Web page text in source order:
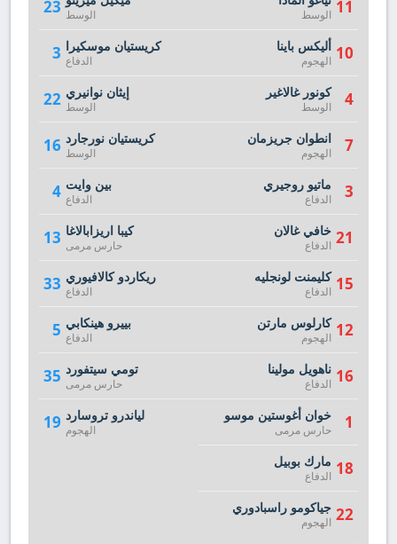
23 الوسط
3 كريستيان موسكيرا
الدفاع
22 إيثان نوانيري
الوسط
16 كريستيان نورجارد
الوسط
4 بين وايت
الدفاع
13 كيبا اريزابالاغا
حارس مرمى
33 ريكاردو كالافيوري
الدفاع
5 بييرو هينكابي
الدفاع
35 تومي سيتفورد
حارس مرمى
19 لياندرو تروسارد
الهجوم
11 الوسط
10 أليكس باينا
الهجوم
4 كونور غالاغير
الوسط
7 انطوان جريزمان
الهجوم
3 ماتيو روجيري
الدفاع
21 خافي غالان
الدفاع
15 كليمنت لونجليه
الدفاع
12 كارلوس مارتن
الهجوم
16 ناهويل مولينا
الدفاع
1 خوان أغوستين موسو
حارس مرمى
18 مارك بوبيل
الدفاع
22 جياكومو راسبادوري
الهجوم